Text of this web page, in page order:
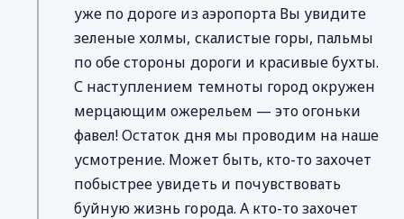
уже по дороге из аэропорта Вы увидите
зеленые холмы, скалистые горы, пальмы
по обе стороны дороги и красивые бухты.
С наступлением темноты город окружен
мерцающим ожерельем — это огоньки
фавел! Остаток дня мы проводим на наше
усмотрение. Может быть, кто-то захочет
побыстрее увидеть и почувствовать
буйную жизнь города. А кто-то захочет